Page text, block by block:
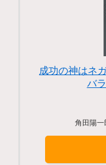
成功の神はネ
バ
角田陽一